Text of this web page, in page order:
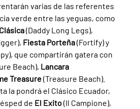
varias de las referentes
verde entre las yeguas, como
(Daddy Long Legs),
Fiesta Porteña (Fortify) y
que compartirán gatera con
Beach), Lancara
Treasure (Treasure Beach).
la pondrá el Clásico Ecuador,
de El Exito (Il Campione),